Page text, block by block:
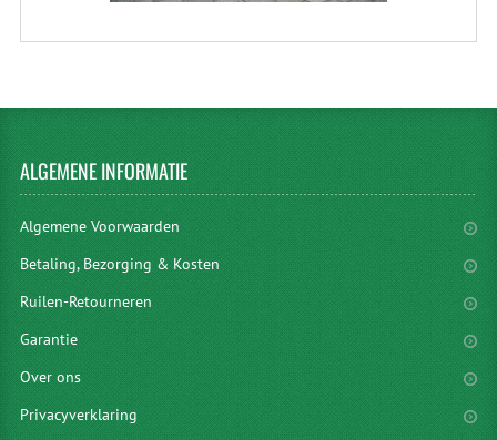
ALGEMENEINFORMATIE
Algemene Voorwaarden
Betaling, Bezorging & Kosten
Ruilen-Retourneren
Garantie
Over ons
Privacyverklaring